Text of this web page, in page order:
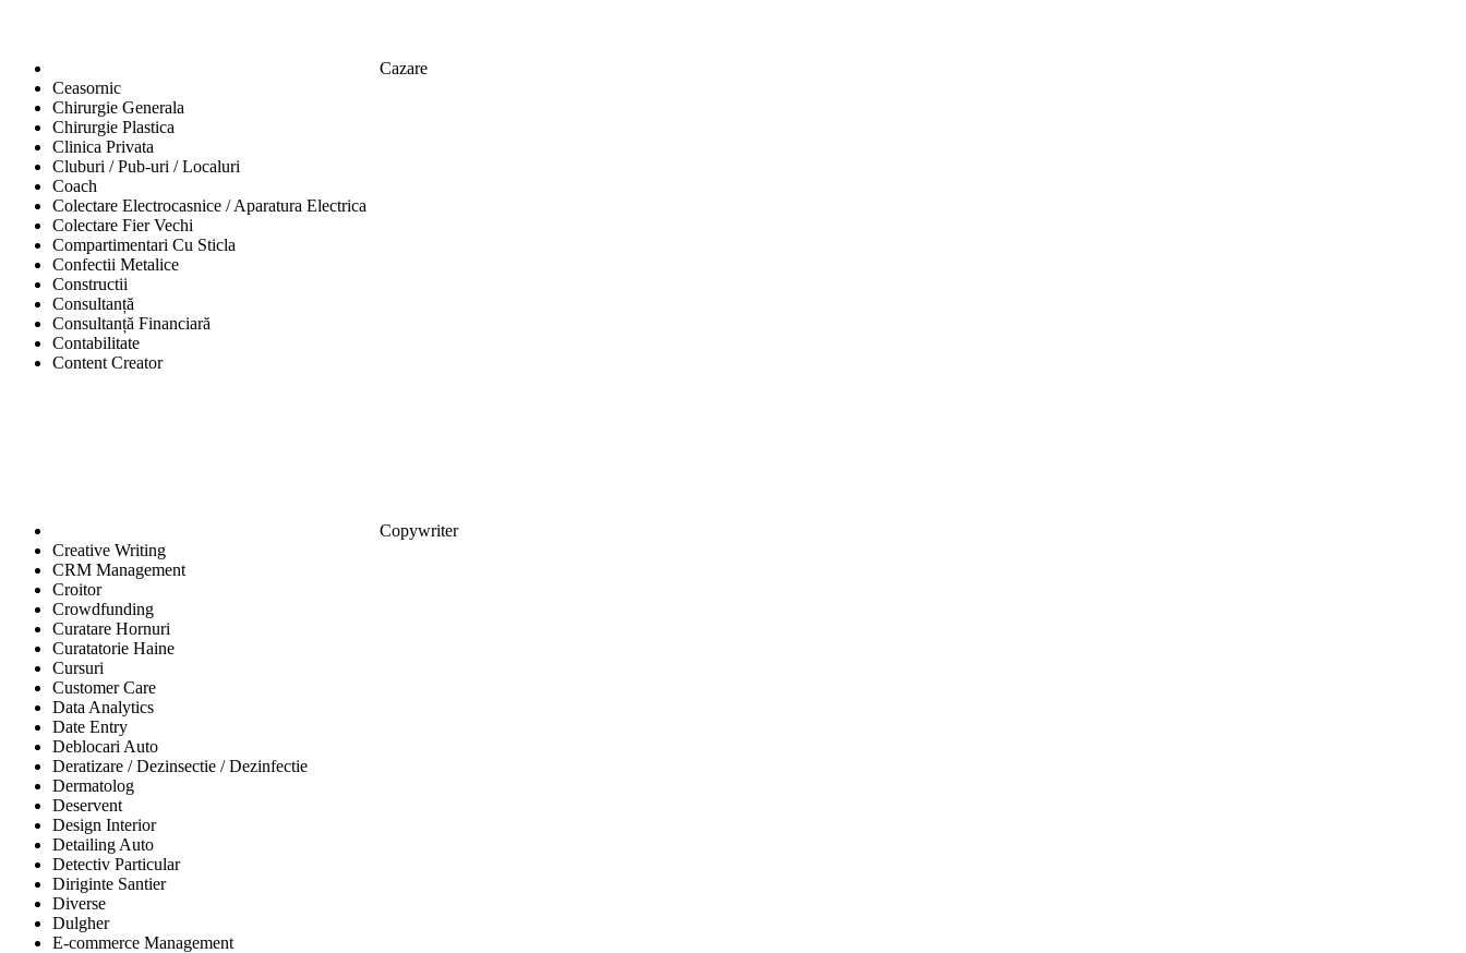
Cazare
Ceasornic
Chirurgie Generala
Chirurgie Plastica
Clinica Privata
Cluburi / Pub-uri / Localuri
Coach
Colectare Electrocasnice / Aparatura Electrica
Colectare Fier Vechi
Compartimentari Cu Sticla
Confectii Metalice
Constructii
Consultanță
Consultanță Financiară
Contabilitate
Content Creator
Copywriter
Creative Writing
CRM Management
Croitor
Crowdfunding
Curatare Hornuri
Curatatorie Haine
Cursuri
Customer Care
Data Analytics
Date Entry
Deblocari Auto
Deratizare / Dezinsectie / Dezinfectie
Dermatolog
Deservent
Design Interior
Detailing Auto
Detectiv Particular
Diriginte Santier
Diverse
Dulgher
E-commerce Management